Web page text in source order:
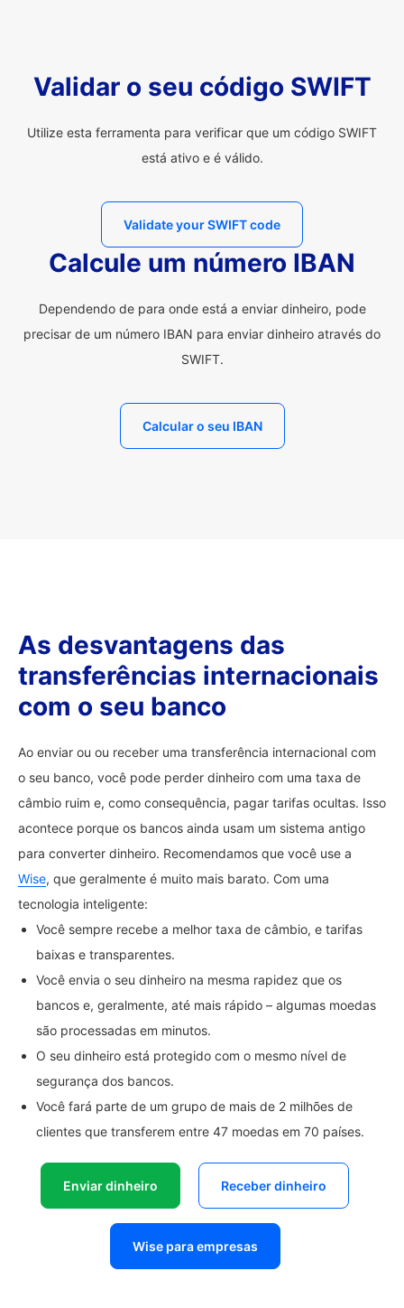
Validar o seu código SWIFT
Utilize esta ferramenta para verificar que um código SWIFT
está ativo e é válido.
Validate your SWIFT code
Calcule um número IBAN
Dependendo de para onde está a enviar dinheiro, pode
precisar de um número IBAN para enviar dinheiro através do
SWIFT.
Calcular o seu IBAN
As desvantagens das
transferências internacionais
com o seu banco
Ao enviar ou ou receber uma transferência internacional com
o seu banco, você pode perder dinheiro com uma taxa de
câmbio ruim e, como consequência, pagar tarifas ocultas. Isso
acontece porque os bancos ainda usam um sistema antigo
para converter dinheiro. Recomendamos que você use a
Wise, que geralmente é muito mais barato. Com uma
tecnologia inteligente:
Você sempre recebe a melhor taxa de câmbio, e tarifas
baixas e transparentes.
Você envia o seu dinheiro na mesma rapidez que os
bancos e, geralmente, até mais rápido – algumas moedas
são processadas em minutos.
O seu dinheiro está protegido com o mesmo nível de
segurança dos bancos.
Você fará parte de um grupo de mais de 2 milhões de
clientes que transferem entre 47 moedas em 70 países.
Enviar dinheiro Receber dinheiro
Wise para empresas